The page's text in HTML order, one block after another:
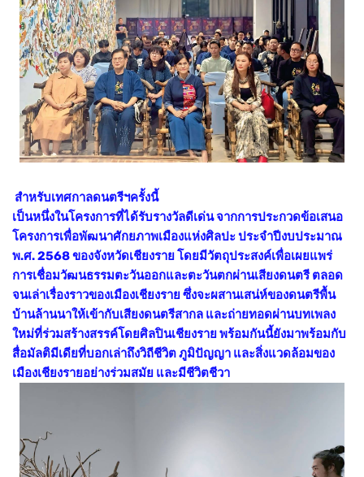
สำหรับเทศกาลดนตรีฯครั้งนี้
เป็นหนึ่งในโครงการที่ได้รับรางวัลดีเด่น จากการประกวดข้อเสนอ
โครงการเพื่อพัฒนาศักยภาพเมืองแห่งศิลปะ ประจำปีงบประมาณ
พ.ศ. 2568 ของจังหวัดเชียงราย โดยมีวัตถุประสงค์เพื่อเผยแพร่
การเชื่อมวัฒนธรรมตะวันออกและตะวันตกผ่านเสียงดนตรี ตลอด
จนเล่าเรื่องราวของเมืองเชียงราย ซึ่งจะผสานเสน่ห์ของดนตรีพื้น
บ้านล้านนาให้เข้ากับเสียงดนตรีสากล และถ่ายทอดผ่านบทเพลง
ใหม่ที่ร่วมสร้างสรรค์โดยศิลปินเชียงราย พร้อมกันนี้ยังมาพร้อมกับ
สื่อมัลติมีเดียที่บอกเล่าถึงวิถีชีวิต ภูมิปัญญา และสิ่งแวดล้อมของ
เมืองเชียงรายอย่างร่วมสมัย และมีชีวิตชีวา